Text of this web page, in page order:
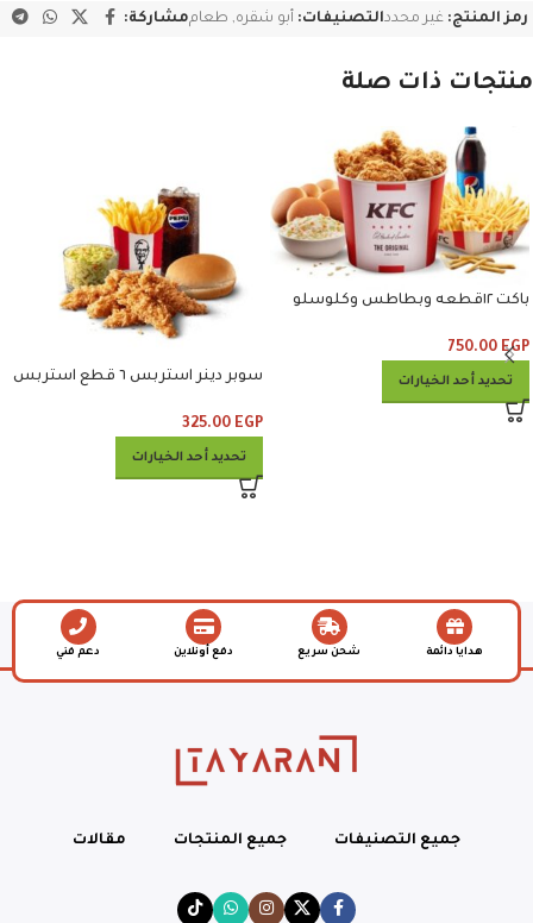
رمز المنتج: غير محددالتصنيفات: أبو شقره, طعاممشاركة:
منتجات ذات صلة
باكت ١٢قطعه وبطاطس وكلوسلو
750.00 EGP
تحديد أحد الخيارات
سوبر دينر استربس ٦ قطع استربس
325.00 EGP
تحديد أحد الخيارات
هدايا دائمة شحن سريع دفع أونلاين دعم فني
جميع التصنيفات جميع المنتجات مقالات